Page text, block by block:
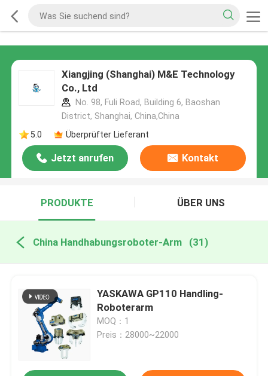
Xiangjing (Shanghai) M&E Technology
Co., Ltd
No. 98, Fuli Road, Building 6, Baoshan
District, Shanghai, China,China
5.0
Überprüfter Lieferant
Jetzt anrufen Kontakt
PRODUKTE ÜBER UNS
China Handhabungsroboter-Arm (31)
YASKAWA GP110 Handling-
Roboterarm
MOQ：1
Preis：28000~22000